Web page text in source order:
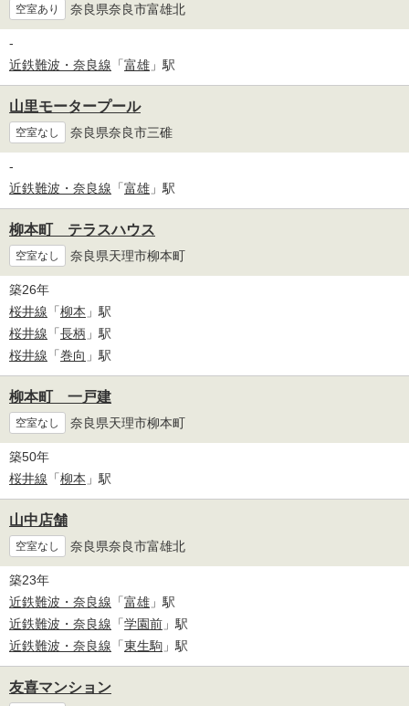
空室あり 奈良県奈良市富雄北
-
近鉄難波・奈良線 「富雄 」駅
山里モータープール
空室なし 奈良県奈良市三碓
-
近鉄難波・奈良線 「富雄 」駅
柳本町 テラスハウス
空室なし 奈良県天理市柳本町
築26年
桜井線 「柳本 」駅
桜井線 「長柄 」駅
桜井線 「巻向 」駅
柳本町 一戸建
空室なし 奈良県天理市柳本町
築50年
桜井線 「柳本 」駅
山中店舗
空室なし 奈良県奈良市富雄北
築23年
近鉄難波・奈良線 「富雄 」駅
近鉄難波・奈良線 「学園前 」駅
近鉄難波・奈良線 「東生駒 」駅
友喜マンション